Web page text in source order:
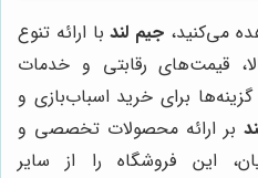
می‌کنید، جیم لندبا ارائه تنوع
قیمت‌های رقابتی و خدمات
برای خرید اسباب‌بازی و
بر ارائه محصولات تخصصی و
این فروشگاه را از سایر